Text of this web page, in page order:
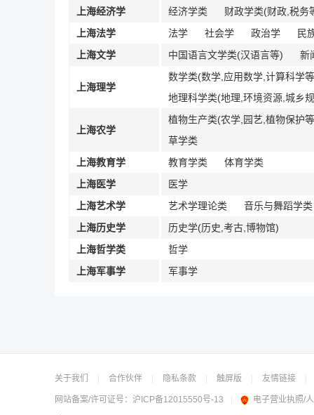
上海经济学 经济学类
财政学类(财政,税务
上海法学
法学 社会学 政治学
民
上海文学
中国语言文学类(汉语言等) 新
上海理学
数学类(数学,应用数学,计算科学
地理科学类(地理,环境资源,城乡
上海农学
植物生产类(农学,园艺,植物保护
草学类
上海教育学
教育学类
体育学类
上海医学
医学
上海艺术学
艺术学理论类
音乐与舞蹈学类
上海历史学
历史学(历史,考古,博物馆)
上海哲学类
哲学
上海军事学
军事学
关于我们 合作伙伴 隐私条款 触屏版 友情链接
网站备案/许可证号： 沪ICP备12015550号-13 电子营业执照/